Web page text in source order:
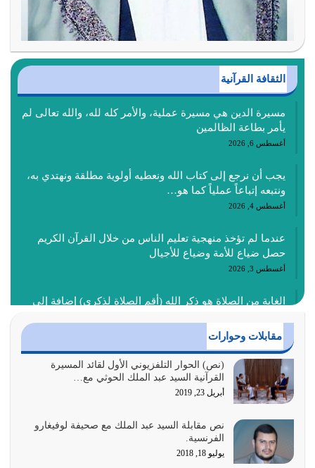
الثقافة القرآنية
مسيرة الدين هي مسيرة عملية، والأمر كله لله، والله تعالى لم
يأمر بطاعة الظالمين
أغسطس 6, 2026
يجب أن نرجع إلى كتاب الله ونعطيه أولوية مطلقة ونهتدي به،
ونتبعه إتباعاً عملياً كما هو…
أغسطس 4, 2026
عندما لم تؤخذ منهجية تعليم الناس من خلال القرآن الكريم
حصل ضياع للأمة وضياع للأجيال
أغسطس 3, 2026
الغاية من الصلاة هو ذكر الله (أقم الصلاة لذكري) إضافة إلى
أغسطس 2, 2026
السبب الرئيسي لشقاء الأمة الابتعاد عن كتاب الله والتعدي
لحدود الله بالإضافات للدين
أغسطس 1, 2026
أبرز أسباب الشقاء هو الإعراض عن ذكر الله وعن هدى الله
المتمثل في القرآن الكريم
يوليو 31, 2026
مقابلات وحوارات
(نص) الحوار التلفزيوني الأول لقائد المسيرة
القرآنية السيد عبد الملك الحوثي مع…
أبريل 23, 2019
نص مقابلة السيد عبد الملك مع صحيفة لوفيغارو
الفرنسية.
يوليو 18, 2018